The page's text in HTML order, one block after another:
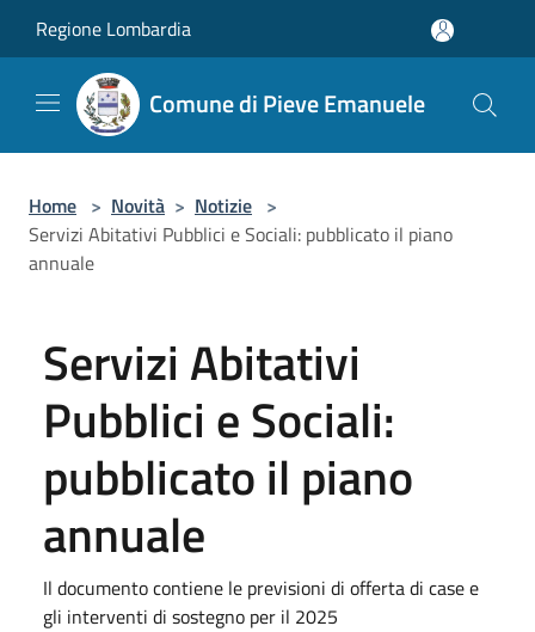
Regione Lombardia
Comune di Pieve Emanuele
Home > Novità > Notizie >
Servizi Abitativi Pubblici e Sociali: pubblicato il piano
annuale
Servizi Abitativi
Pubblici e Sociali:
pubblicato il piano
annuale
Il documento contiene le previsioni di offerta di case e
gli interventi di sostegno per il 2025